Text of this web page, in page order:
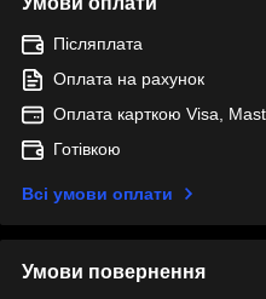
Післяплата
Оплата на рахунок
Оплата карткою Visa,
Готівкою
Всі умови оплати
Умови повернення